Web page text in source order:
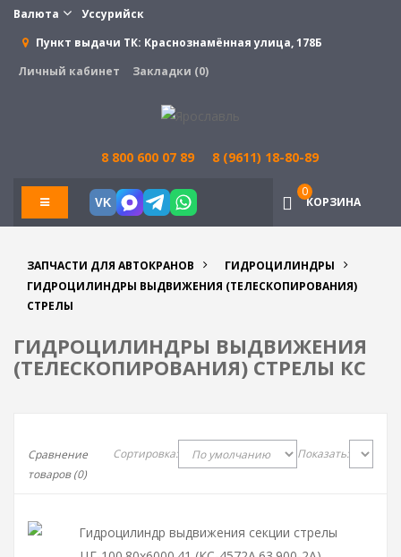
Валюта
Уссурийск
Пункт выдачи ТК: Краснознамённая улица, 178Б
Личный кабинет
Закладки (0)
8 800 600 07 89 8 (9611) 18-80-89
VK КОРЗИНА
0
ЗАПЧАСТИ ДЛЯ АВТОКРАНОВ
ГИДРОЦИЛИНДРЫ
ГИДРОЦИЛИНДРЫ ВЫДВИЖЕНИЯ (ТЕЛЕСКОПИРОВАНИЯ)
СТРЕЛЫ
ГИДРОЦИЛИНДРЫ ВЫДВИЖЕНИЯ
(ТЕЛЕСКОПИРОВАНИЯ) СТРЕЛЫ КС
Сравнение
товаров (0)
Сортировка: Показать: